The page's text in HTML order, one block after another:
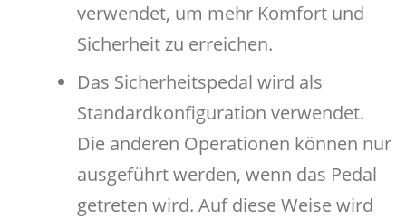
verwendet, um mehr Komfort und
Sicherheit zu erreichen.
Das Sicherheitspedal wird als
Standardkonfiguration verwendet.
Die anderen Operationen können nur
ausgeführt werden, wenn das Pedal
getreten wird. Auf diese Weise wird